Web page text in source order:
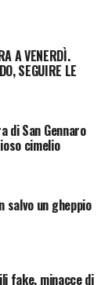
A VENERDÌ.
SEGUIRE LE
di San Gennaro
cimelio
un gheppio
fake, minacce di